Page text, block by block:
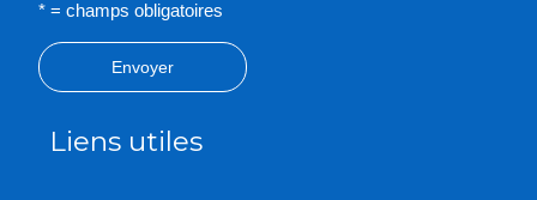
* = champs obligatoires
Envoyer
Liens utiles